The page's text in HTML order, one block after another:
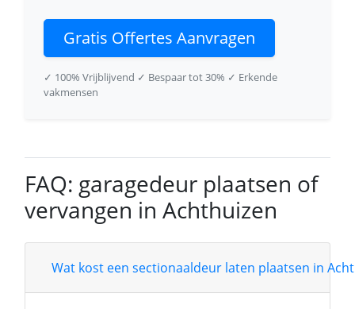
Gratis Offertes Aanvragen
✓ 100% Vrijblijvend ✓ Bespaar tot 30% ✓ Erkende
vakmensen
FAQ: garagedeur plaatsen of
vervangen in Achthuizen
Wat kost een sectionaaldeur laten plaatsen in